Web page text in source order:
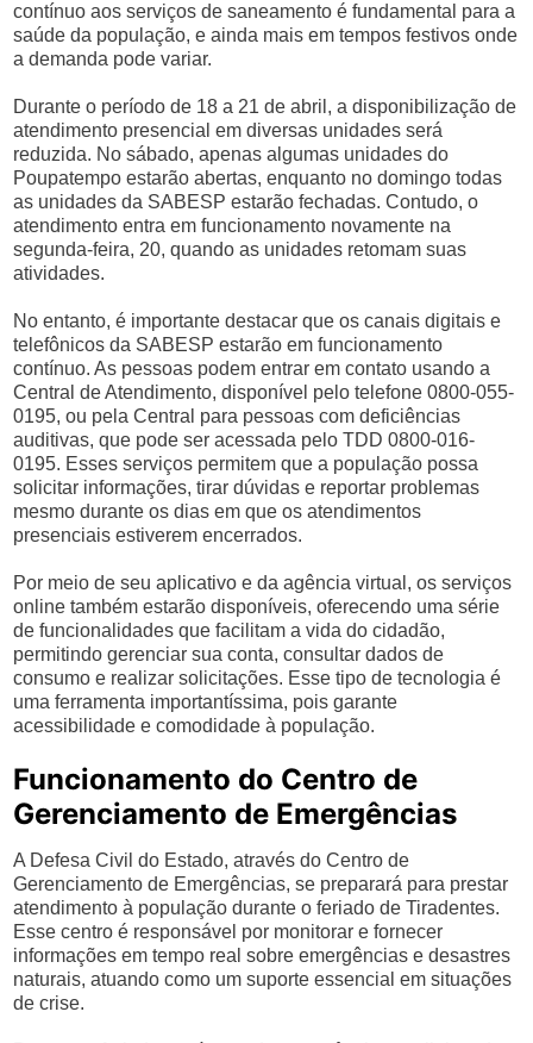
contínuo aos serviços de saneamento é fundamental para a
saúde da população, e ainda mais em tempos festivos onde
a demanda pode variar.
Durante o período de 18 a 21 de abril, a disponibilização de
atendimento presencial em diversas unidades será
reduzida. No sábado, apenas algumas unidades do
Poupatempo estarão abertas, enquanto no domingo todas
as unidades da SABESP estarão fechadas. Contudo, o
atendimento entra em funcionamento novamente na
segunda-feira, 20, quando as unidades retomam suas
atividades.
No entanto, é importante destacar que os canais digitais e
telefônicos da SABESP estarão em funcionamento
contínuo. As pessoas podem entrar em contato usando a
Central de Atendimento, disponível pelo telefone 0800-055-
0195, ou pela Central para pessoas com deficiências
auditivas, que pode ser acessada pelo TDD 0800-016-
0195. Esses serviços permitem que a população possa
solicitar informações, tirar dúvidas e reportar problemas
mesmo durante os dias em que os atendimentos
presenciais estiverem encerrados.
Por meio de seu aplicativo e da agência virtual, os serviços
online também estarão disponíveis, oferecendo uma série
de funcionalidades que facilitam a vida do cidadão,
permitindo gerenciar sua conta, consultar dados de
consumo e realizar solicitações. Esse tipo de tecnologia é
uma ferramenta importantíssima, pois garante
acessibilidade e comodidade à população.
Funcionamento do Centro de
Gerenciamento de Emergências
A Defesa Civil do Estado, através do Centro de
Gerenciamento de Emergências, se preparará para prestar
atendimento à população durante o feriado de Tiradentes.
Esse centro é responsável por monitorar e fornecer
informações em tempo real sobre emergências e desastres
naturais, atuando como um suporte essencial em situações
de crise.